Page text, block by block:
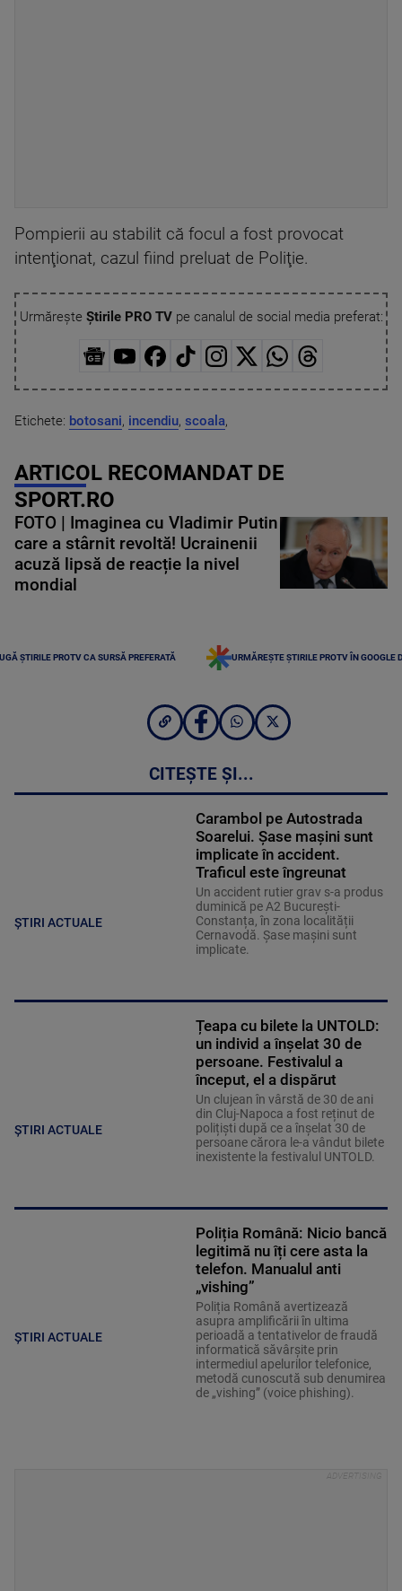
Pompierii au stabilit că focul a fost provocat
intenţionat, cazul fiind preluat de Poliţie.
Urmărește Știrile PRO TVpe canalul de social media preferat:
Etichete: botosani, incendiu, scoala,
ARTICOL RECOMANDAT DE
SPORT.RO
FOTO | Imaginea cu Vladimir Putin
care a stârnit revoltă! Ucrainenii
acuză lipsă de reacție la nivel
mondial
ȘTIRILE PROTV CA SURSĂ PREFERATĂ URMĂREȘTE ȘTIRILE PROTV ÎN GOOGLE
CITEȘTE ȘI...
ȘTIRI ACTUALE
Carambol pe Autostrada
Soarelui. Șase mașini sunt
implicate în accident.
Traficul este îngreunat
Un accident rutier grav s-a produs
duminică pe A2 București-
Constanța, în zona localității
Cernavodă. Șase mașini sunt
implicate.
ȘTIRI ACTUALE
Țeapa cu bilete la UNTOLD:
un individ a înșelat 30 de
persoane. Festivalul a
început, el a dispărut
Un clujean în vârstă de 30 de ani
din Cluj-Napoca a fost reținut de
polițiști după ce a înșelat 30 de
persoane cărora le-a vândut bilete
inexistente la festivalul UNTOLD.
ȘTIRI ACTUALE
Poliția Română: Nicio bancă
legitimă nu îți cere asta la
telefon. Manualul anti
„vishing”
Poliția Română avertizează
asupra amplificării în ultima
perioadă a tentativelor de fraudă
informatică săvârșite prin
intermediul apelurilor telefonice,
metodă cunoscută sub denumirea
de „vishing” (voice phishing).